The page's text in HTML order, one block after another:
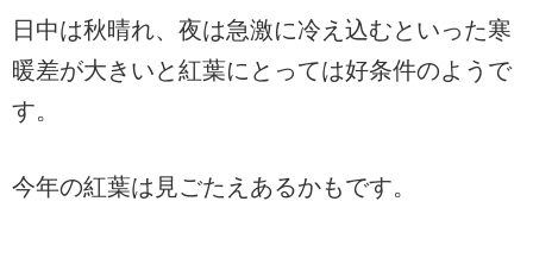
日中は秋晴れ、夜は急激に冷え込むといった寒
暖差が大きいと紅葉にとっては好条件のようで
す。
今年の紅葉は見ごたえあるかもです。